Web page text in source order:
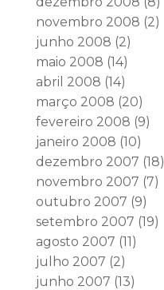
novembro 2008 (2)
junho 2008 (2)
maio 2008 (14)
abril 2008 (14)
março 2008 (20)
fevereiro 2008 (9)
janeiro 2008 (10)
dezembro 2007 (18)
novembro 2007 (7)
outubro 2007 (9)
setembro 2007 (19)
agosto 2007 (11)
julho 2007 (2)
junho 2007 (13)